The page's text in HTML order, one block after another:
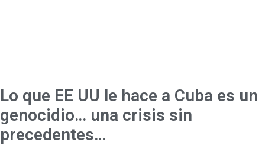
Lo que EE UU le hace a Cuba es un
genocidio… una crisis sin
precedentes…